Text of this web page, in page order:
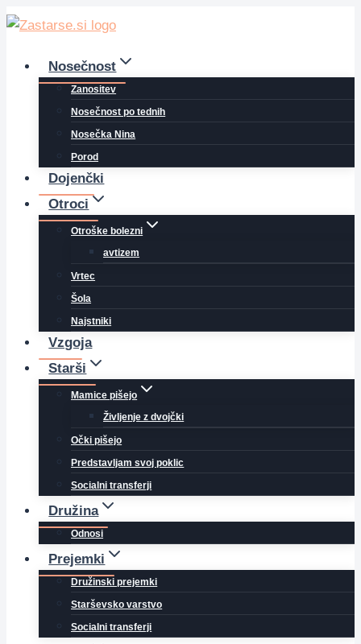
Skip
contentNosečnost
Zanositev
Nosečnost po tednih
Nosečka Nina
Porod
Dojenčki
Otroci
Otroške bolezni
avtizem
Vrtec
Šola
Najstniki
Vzgoja
Starši
Mamice pišejo
Življenje z dvojčki
Očki pišejo
Predstavljam svoj poklic
Socialni transferji
Družina
Odnosi
Prejemki
Družinski prejemki
Starševsko varstvo
Socialni transferji